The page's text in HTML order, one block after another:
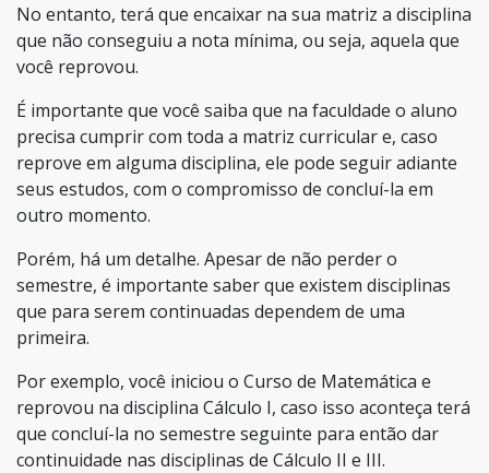
No entanto, terá que encaixar na sua matriz a disciplina
que não conseguiu a nota mínima, ou seja, aquela que
você reprovou.
É importante que você saiba que na faculdade o aluno
precisa cumprir com toda a matriz curricular e, caso
reprove em alguma disciplina, ele pode seguir adiante
seus estudos, com o compromisso de concluí-la em
outro momento.
Porém, há um detalhe. Apesar de não perder o
semestre, é importante saber que existem disciplinas
que para serem continuadas dependem de uma
primeira.
Por exemplo, você iniciou o Curso de Matemática e
reprovou na disciplina Cálculo I, caso isso aconteça terá
que concluí-la no semestre seguinte para então dar
continuidade nas disciplinas de Cálculo II e III.